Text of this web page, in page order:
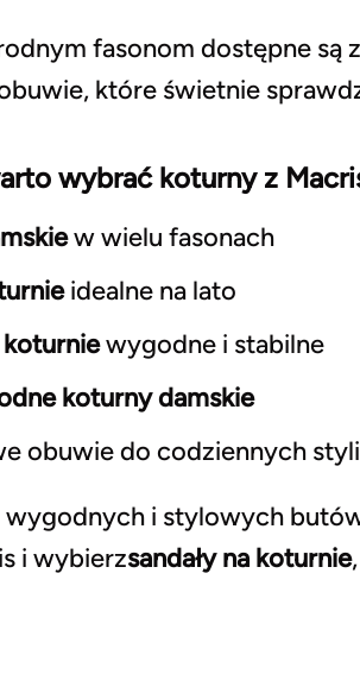
fasonom dostępne są
które świetnie
wybrać koturny z
w wielu fasonach
idealne na lato
koturniewygodne i stabilne
koturny damskie
obuwie do codziennych
wygodnych i stylowych
i wybierzsandały na koturnie